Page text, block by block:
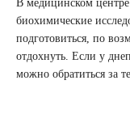
В медицинском
биохимические
подготовиться, по
отдохнуть. Если у
можно обратиться за